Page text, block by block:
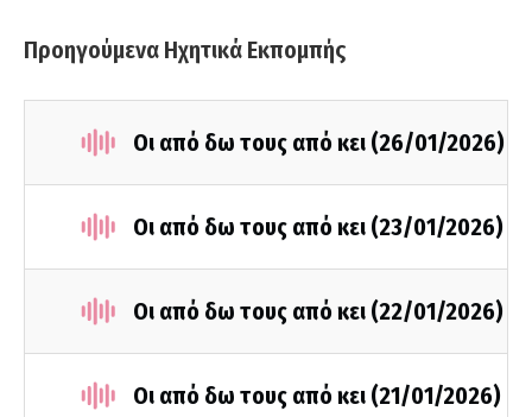
Προηγούμενα Ηχητικά Εκπομπής
Οι από δω τους από κει (26/01/2026)
Οι από δω τους από κει (23/01/2026)
Οι από δω τους από κει (22/01/2026)
Οι από δω τους από κει (21/01/2026)